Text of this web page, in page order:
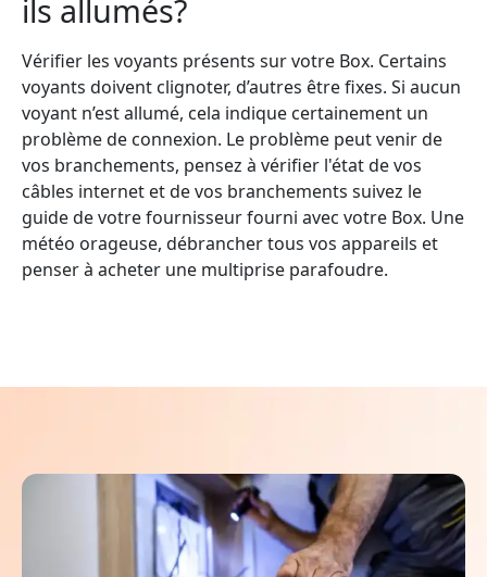
ils allumés?
Vérifier les voyants présents sur votre Box. Certains
voyants doivent clignoter, d’autres être fixes. Si aucun
voyant n’est allumé, cela indique certainement un
problème de connexion. Le problème peut venir de
vos branchements, pensez à vérifier l'état de vos
câbles internet et de vos branchements suivez le
guide de votre fournisseur fourni avec votre Box. Une
météo orageuse, débrancher tous vos appareils et
penser à acheter une multiprise parafoudre.